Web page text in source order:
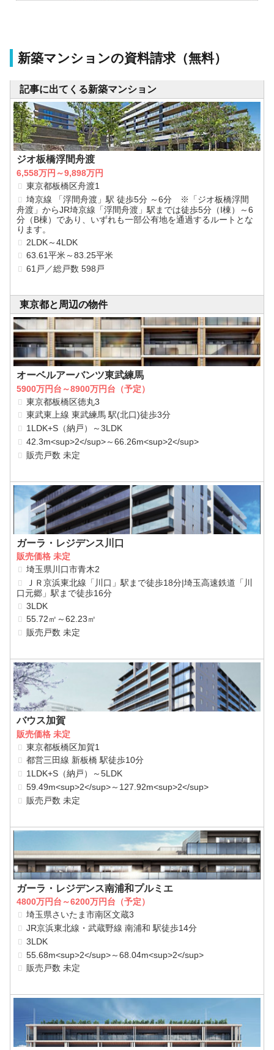
新築マンションの資料請求（無料）
記事に出てくる新築マンション
ジオ板橋浮間舟渡
6,558万円～9,898万円
東京都板橋区舟渡1
埼京線 「浮間舟渡」駅 徒歩5分 ～6分 ※「ジオ板橋浮間
舟渡」からJR埼京線「浮間舟渡」駅までは徒歩5分（I棟）～6
分（B棟）であり、いずれも一部公有地を通過するルートとな
ります。
2LDK～4LDK
63.61平米～83.25平米
61戸／総戸数 598戸
東京都と周辺の物件
オーベルアーバンツ東武練馬
5900万円台～8900万円台（予定）
東京都板橋区徳丸3
東武東上線 東武練馬 駅(北口)徒歩3分
1LDK+S（納戸）～3LDK
42.3m<sup>2</sup>～66.26m<sup>2</sup>
販売戸数 未定
ガーラ・レジデンス川口
販売価格 未定
埼玉県川口市青木2
ＪＲ京浜東北線「川口」駅まで徒歩18分|埼玉高速鉄道「川
口元郷」駅まで徒歩16分
3LDK
55.72㎡～62.23㎡
販売戸数 未定
バウス加賀
販売価格 未定
東京都板橋区加賀1
都営三田線 新板橋 駅徒歩10分
1LDK+S（納戸）～5LDK
59.49m<sup>2</sup>～127.92m<sup>2</sup>
販売戸数 未定
ガーラ・レジデンス南浦和プルミエ
4800万円台～6200万円台（予定）
埼玉県さいたま市南区文蔵3
JR京浜東北線・武蔵野線 南浦和 駅徒歩14分
3LDK
55.68m<sup>2</sup>～68.04m<sup>2</sup>
販売戸数 未定